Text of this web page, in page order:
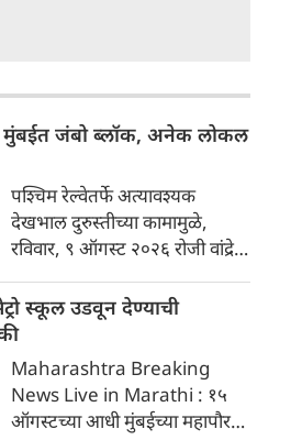
मुंबईत जंबो ब्लॉक, अनेक लोकल
पश्चिम रेल्वेतर्फे अत्यावश्यक
देखभाल दुरुस्तीच्या कामामुळे,
रविवार, ९ ऑगस्ट २०२६ रोजी वांद्रे
स्थानकांदरम्यान हार्बर लाईनवर जंबो
ब्लॉक लागू करण्यात येईल. हा ब्लॉक
सकाळी १०:३० ते दुपारी ३:३० पर्यंत
लागू राहील.
Maharashtra Breaking
News Live in Marathi : १५
ऑगस्टच्या आधी मुंबईच्या महापौर